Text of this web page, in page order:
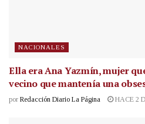
NACIONALES
Ella era Ana Yazmín, mujer
vecino que mantenía una
por Redacción Diario La Página HACE 2